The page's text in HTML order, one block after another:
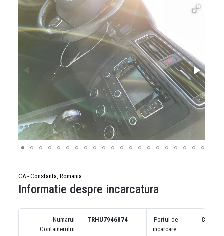
CA - Constanta, Romania
Informatie despre incarcatura
Numarul
Containerului
TRHU7946874
Portul de
incarcare:
CA